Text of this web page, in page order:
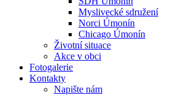
Myslivecké sdružení
Norci Úmonín
Chicago Úmonín
Životní situace
Akce v obci
Fotogalerie
Kontakty
Napište nám